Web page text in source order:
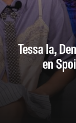
Tessa Ia,
en